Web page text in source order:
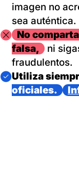
imagen no
sea auténtica.
Imagen
No
falsa,
ni
fraudulentos.
Imagen
Utiliza
oficiales.